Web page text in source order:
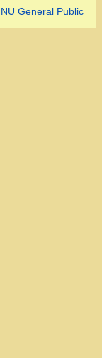
General Public